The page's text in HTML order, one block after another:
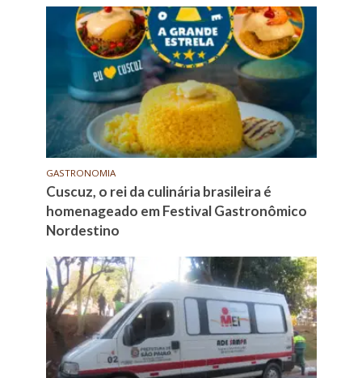
GASTRONOMIA
Cuscuz, o rei da culinária brasileira é
homenageado em Festival Gastronômico
Nordestino